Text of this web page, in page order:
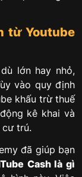
từ Youtube
lớn hay nhỏ,
vào quy định
khấu trừ thuế
kê khai và
trú.
đã giúp bạn
Cash là gì